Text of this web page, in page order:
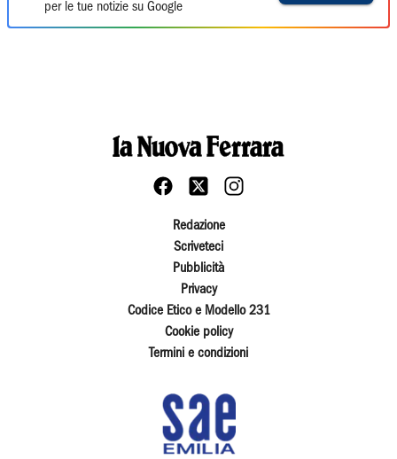
per le tue notizie su Google
Redazione
Scriveteci
Pubblicità
Privacy
Codice Etico e Modello 231
Cookie policy
Termini e condizioni